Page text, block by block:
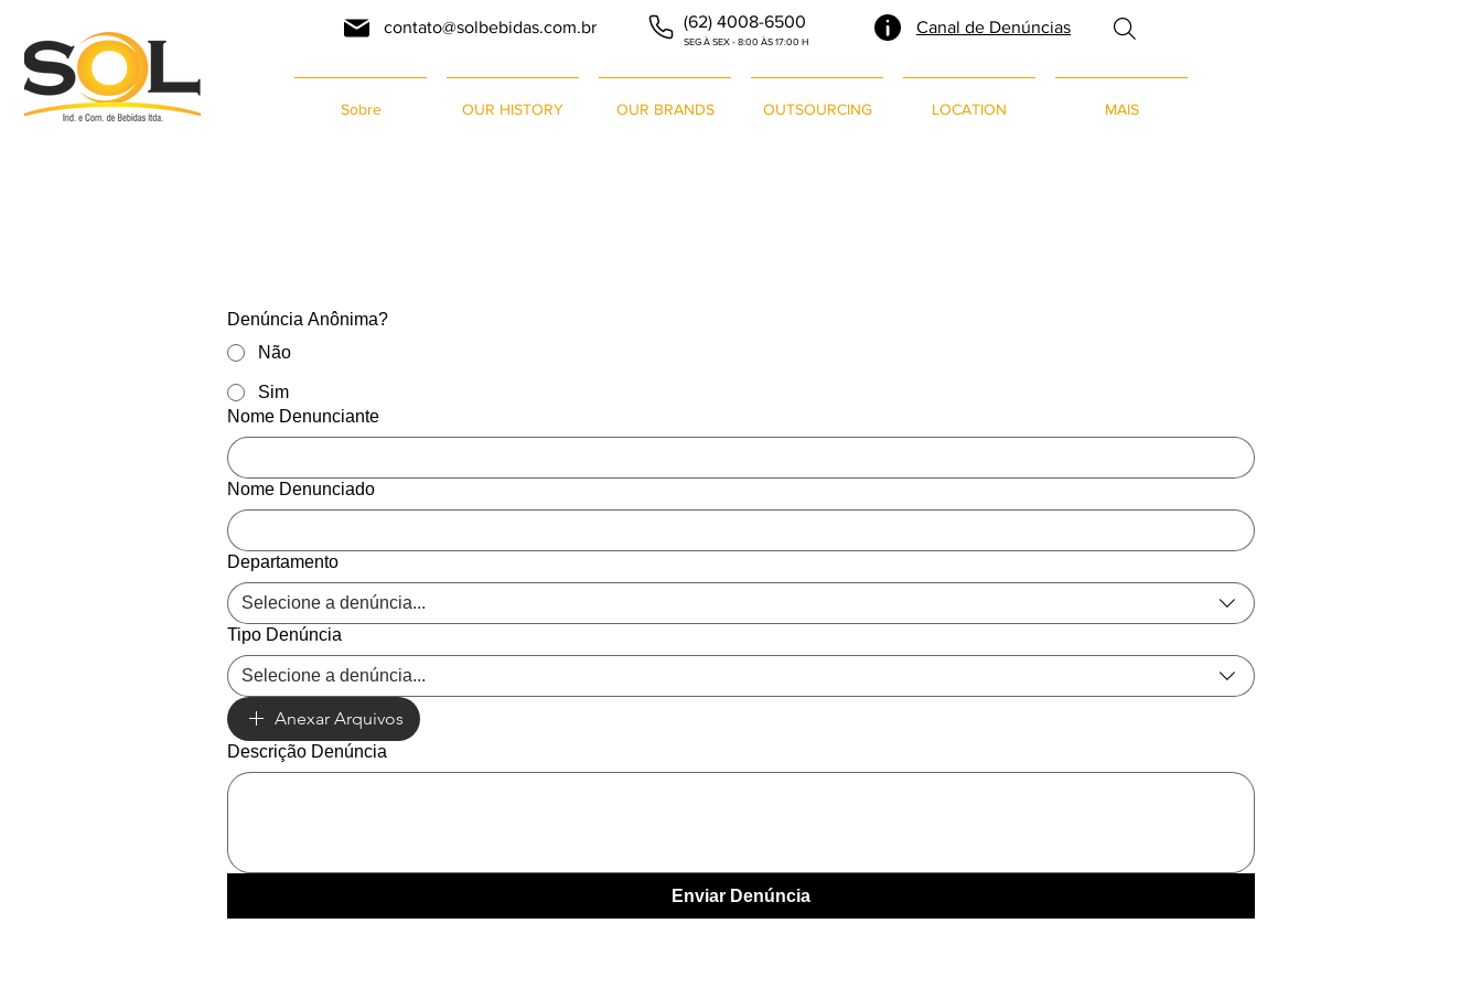
contato@solbebidas.com.br (62) 4008-6500
SEG À SEX - 8:00 ÀS 17:00 H
Canal de Denúncias
Sobre OUR HISTORY OUR BRANDS OUTSOURCING LOCATION MAIS
Denúncia Anônima?
Não
Sim
Nome Denunciante
Nome Denunciado
Departamento
Selecione a denúncia...
Tipo Denúncia
Selecione a denúncia...
Anexar Arquivos
Descrição Denúncia
Enviar Denúncia